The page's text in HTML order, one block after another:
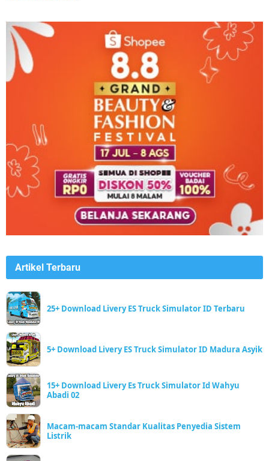
Artikel Terbaru
25+ Download Livery ES Truck Simulator ID Terbaru
5+ Download Livery ES Truck Simulator ID Madura Asyik
15+ Download Livery Es Truck Simulator Id Wahyu
Abadi 02
Macam-macam Standar Kualitas Penyedia Sistem
Listrik